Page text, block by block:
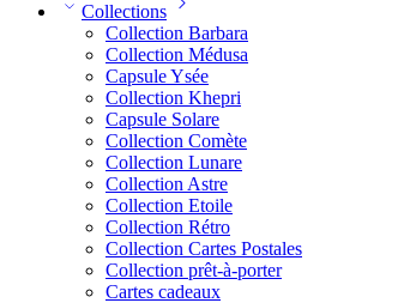
Collections
Collection Barbara
Collection Médusa
Capsule Ysée
Collection Khepri
Capsule Solare
Collection Comète
Collection Lunare
Collection Astre
Collection Etoile
Collection Rétro
Collection Cartes Postales
Collection prêt-à-porter
Cartes cadeaux